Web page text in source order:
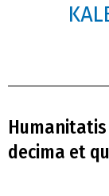
decima et